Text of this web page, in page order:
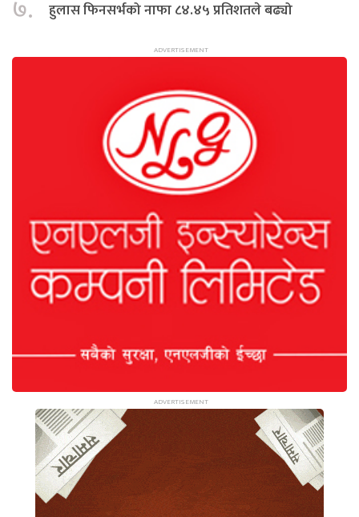
७. हुलास फिनसर्भको नाफा ८४.४५ प्रतिशतले बढ्यो